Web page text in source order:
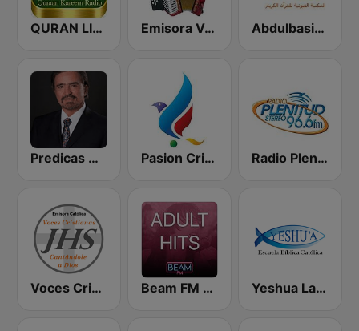
QURAN LIVE RADIO Emisora Vallenata Cristiana Abdulbasit Abdulsamad WARSH Radio
Predicas Armando Alducin Pasion Cristiana Radio Plenitud Stereo
Voces Cristianas Beam FM - Adult Hits Yeshua La Voz de Jesucristo 1530 AM